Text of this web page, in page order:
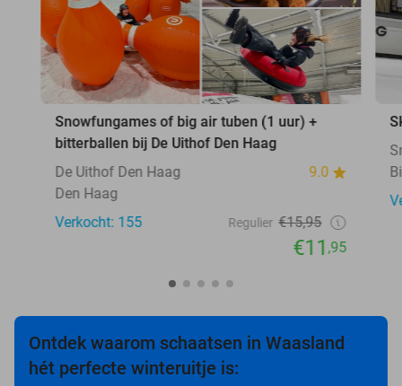
Snowfungames of big air tuben (1 uur) +
bitterballen bij De Uithof Den Haag
De Uithof Den Haag
9.0
Den Haag
Verkocht: 155
Regulier €15,95
€11,95
Ontdek waarom schaatsen in Waasland
hét perfecte winteruitje is: